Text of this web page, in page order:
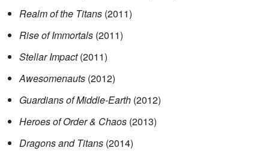
Realm of the Titans (2011)
Rise of Immortals (2011)
Stellar Impact(2011)
Awesomenauts (2012)
Guardians of Middle-Earth (2012)
Heroes of Order & Chaos (2013)
Dragons and Titans (2014)